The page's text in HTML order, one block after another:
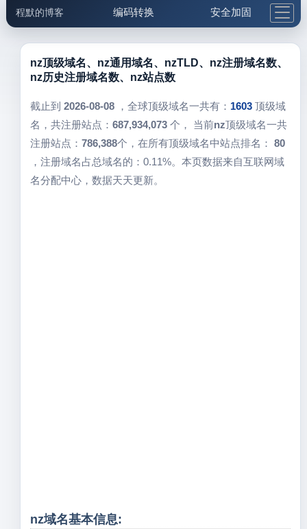
程默的博客 编码转换 安全加固
邮件工具 生活便民 更多工具
5.1支付宝大红包
nz顶级域名、nz通用域名、nzTLD、nz注册域名数、
nz历史注册域名数、nz站点数
截止到 2026-08-08，全球顶级域名一共有： 1603 顶级域
名，共注册站点： 687,934,073 个， 当前nz顶级域名一共
注册站点： 786,388个，在所有顶级域名中站点排名： 80
，注册域名占总域名的：0.11%。本页数据来自互联网域
名分配中心，数据天天更新。
nz域名基本信息: